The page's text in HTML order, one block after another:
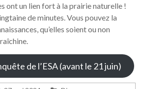
ont un lien fort à la prairie naturelle !
de minutes. Vous pouvez la
qu’elles soient ou non
de l’ESA (avant le 21 juin)